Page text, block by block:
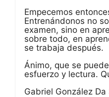
Empecemos
Entrenándonos no
examen, sino en
sobre todo, en
se trabaja después.
Ánimo, que se
esfuerzo y lectura.
Gabriel González Da